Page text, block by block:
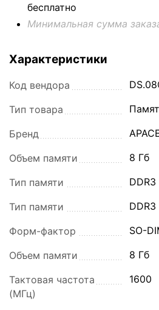
бесплатно
Минимальная сумма
Характеристики
Код вендора
Тип товара
Бренд
Объем памяти 8 Гб
Тип памяти DDR3
Тип памяти DDR3
Форм-фактор SO-
Объем памяти 8 Гб
Тактовая частота
(МГц)
1600